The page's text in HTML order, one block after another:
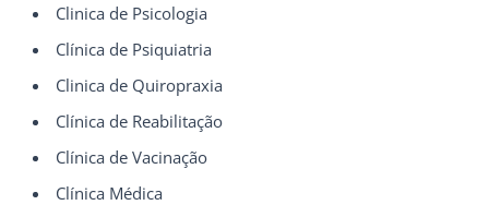
Clinica de Psicologia
Clínica de Psiquiatria
Clinica de Quiropraxia
Clínica de Reabilitação
Clínica de Vacinação
Clínica Médica